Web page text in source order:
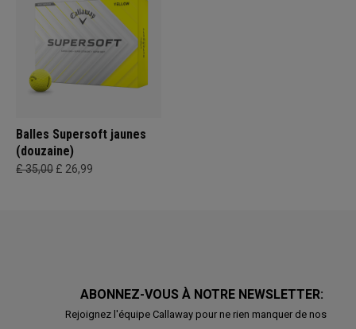
Balles Supersoft jaunes
(douzaine)
£ 35,00 £ 26,99
ABONNEZ-VOUS À NOTRE NEWSLETTER:
Rejoignez l'équipe Callaway pour ne rien manquer de nos